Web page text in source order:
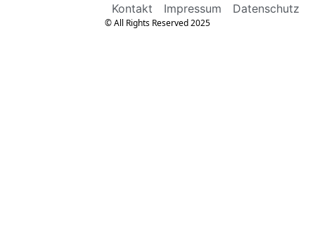
Kontakt Impressum Datenschutz
© All Rights Reserved 2025